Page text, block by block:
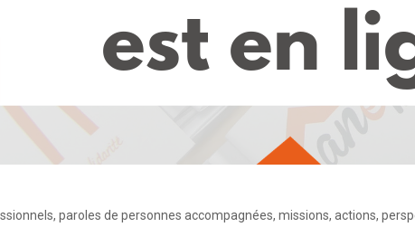
paroles de personnes accompagnées, missions, actions,